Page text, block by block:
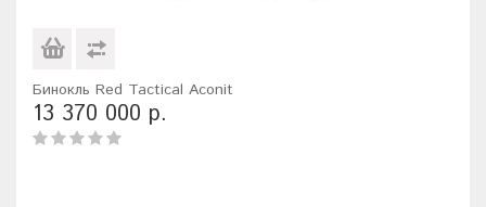
Бинокль Red Tactical Aconit
13 370 000 р.